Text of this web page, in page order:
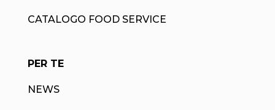
CATALOGO FOOD SERVICE
PER TE
NEWS